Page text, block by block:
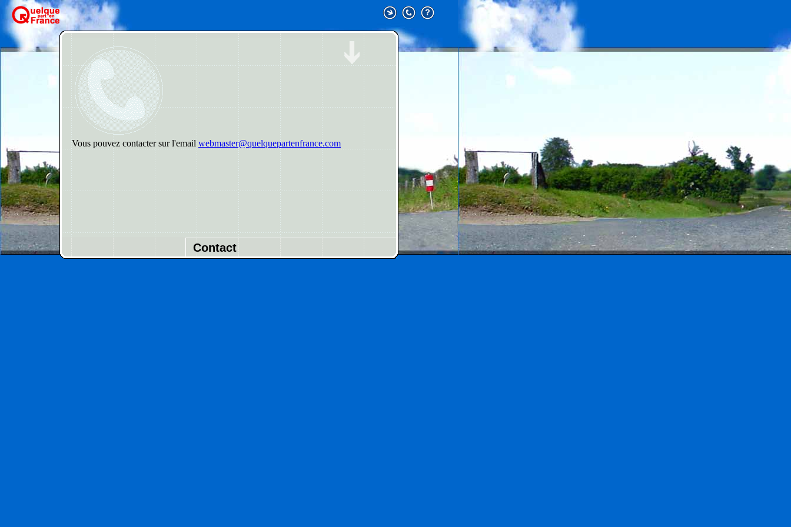
Vous pouvez contacter sur l'emailwebmaster@quelquepartenfrance.com
Contact